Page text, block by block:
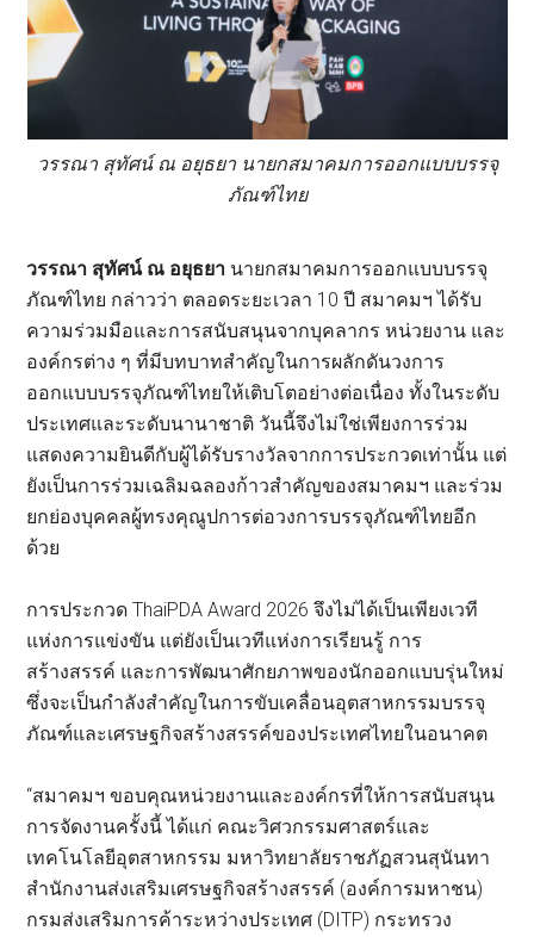
วรรณา สุทัศน์ ณ อยุธยา นายกสมาคมการออกแบบบรรจุ
ภัณฑ์ไทย
วรรณา สุทัศน์ ณ อยุธยา นายกสมาคมการออกแบบบรรจุ
ภัณฑ์ไทย กล่าวว่า ตลอดระยะเวลา 10 ปี สมาคมฯ ได้รับ
ความร่วมมือและการสนับสนุนจากบุคลากร หน่วยงาน และ
องค์กรต่าง ๆ ที่มีบทบาทสำคัญในการผลักดันวงการ
ออกแบบบรรจุภัณฑ์ไทยให้เติบโตอย่างต่อเนื่อง ทั้งในระดับ
ประเทศและระดับนานาชาติ วันนี้จึงไม่ใช่เพียงการร่วม
แสดงความยินดีกับผู้ได้รับรางวัลจากการประกวดเท่านั้น แต่
ยังเป็นการร่วมเฉลิมฉลองก้าวสำคัญของสมาคมฯ และร่วม
ยกย่องบุคคลผู้ทรงคุณูปการต่อวงการบรรจุภัณฑ์ไทยอีก
ด้วย
การประกวด ThaiPDA Award 2026 จึงไม่ได้เป็นเพียงเวที
แห่งการแข่งขัน แต่ยังเป็นเวทีแห่งการเรียนรู้ การ
สร้างสรรค์ และการพัฒนาศักยภาพของนักออกแบบรุ่นใหม่
ซึ่งจะเป็นกำลังสำคัญในการขับเคลื่อนอุตสาหกรรมบรรจุ
ภัณฑ์และเศรษฐกิจสร้างสรรค์ของประเทศไทยในอนาคต
“สมาคมฯ ขอบคุณหน่วยงานและองค์กรที่ให้การสนับสนุน
การจัดงานครั้งนี้ ได้แก่ คณะวิศวกรรมศาสตร์และ
เทคโนโลยีอุตสาหกรรม มหาวิทยาลัยราชภัฏสวนสุนันทา
สำนักงานส่งเสริมเศรษฐกิจสร้างสรรค์ (องค์การมหาชน)
กรมส่งเสริมการค้าระหว่างประเทศ (DITP) กระทรวง